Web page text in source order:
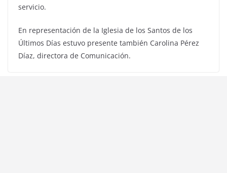
servicio.
En representación de la Iglesia de los Santos de los
Últimos Días estuvo presente también Carolina Pérez
Díaz, directora de Comunicación.